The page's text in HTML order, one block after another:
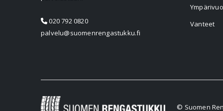
020 792 0820
palvelu@suomenrengastukku.fi
Vanteet
© Suomen